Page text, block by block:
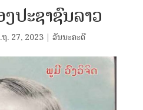
ປະຊາຊົນລາວ
. 27, 2023| ວັນນະຄະດີ